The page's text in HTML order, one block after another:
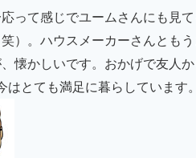
って感じでユームさんにも見
）。ハウスメーカーさんとも
懐かしいです。おかげで友人
とても満足に暮らしています。